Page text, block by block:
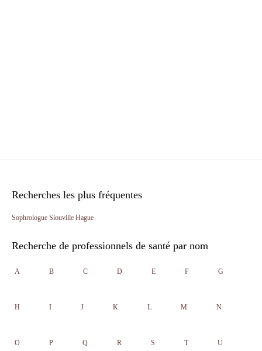
Recherches les plus fréquentes
Sophrologue Siouville Hague
Recherche de professionnels de santé par nom
A B C D E F G
H I J K L M N
O P Q R S T U